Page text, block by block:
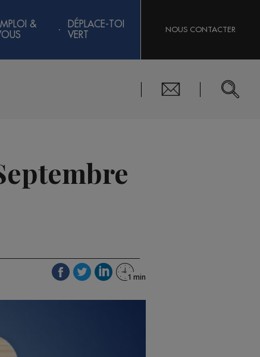
&
DÉPLACE-TOI
VERT
NOUS CONTACTER